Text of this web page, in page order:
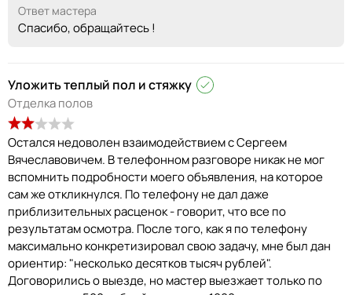
Ответ мастера
Спасибо, обращайтесь !
Уложить теплый пол и стяжку
Отделка полов
Остался недоволен взаимодействием с Сергеем
Вячеславовичем. В телефонном разговоре никак не мог
вспомнить подробности моего объявления, на которое
сам же откликнулся. По телефону не дал даже
приблизительных расценок - говорит, что все по
результатам осмотра. После того, как я по телефону
максимально конкретизировал свою задачу, мне был дан
ориентир: "несколько десятков тысяч рублей".
Договорились о выезде, но мастер выезжает только по